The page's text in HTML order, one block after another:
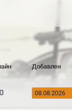
Добавлен
0 08.08.2026